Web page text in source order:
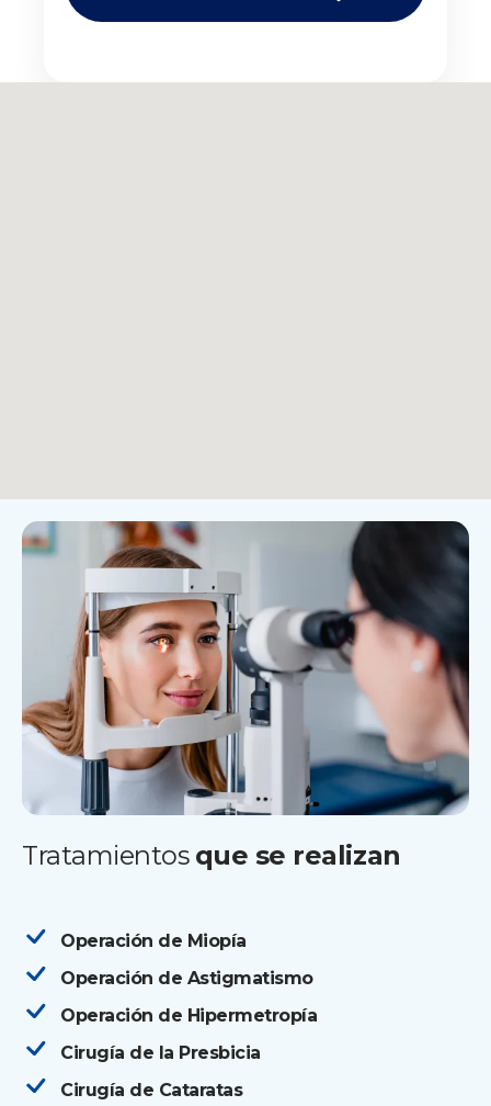
Tratamientos que se realizan
Operación de Miopía
Operación de Astigmatismo
Operación de Hipermetropía
Cirugía de la Presbicia
Cirugía de Cataratas